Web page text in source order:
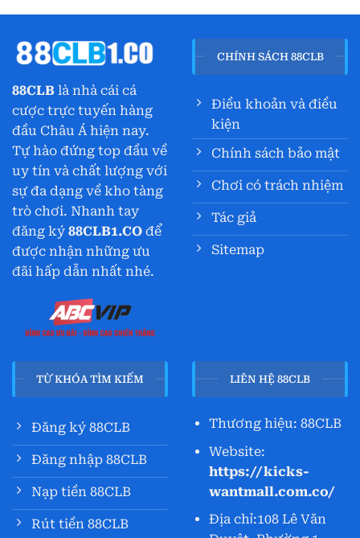
88CLB là nhà cái cá
cược trực tuyến hàng
đầu Châu Á hiện nay.
Tự hào đứng top đầu về
uy tín và chất lượng với
sự đa dạng về kho tàng
trò chơi. Nhanh tay
đăng ký 88CLB1.CO để
được nhận những ưu
đãi hấp dẫn nhất nhé.
CHÍNH SÁCH 88CLB
Điều khoản và điều
kiện
Chính sách bảo mật
Chơi có trách nhiệm
Tác giả
Sitemap
TỪ KHÓA TÌM KIẾM
Đăng ký 88CLB
Đăng nhập 88CLB
Nạp tiền 88CLB
Rút tiền 88CLB
LIÊN HỆ 88CLB
Thương hiệu: 88CLB
Website:
https://kicks-
wantmall.com.co/
Địa chỉ:108 Lê Văn